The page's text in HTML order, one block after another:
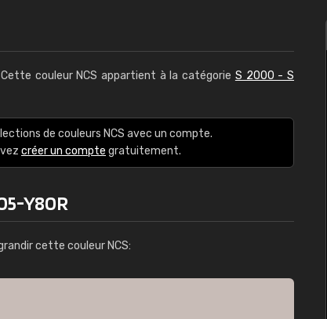
couleur NCS appartient à la catégorie S 2000 - S
de couleurs NCS avec un compte.
créer un compte gratuitement.
Y80R
cette couleur NCS: